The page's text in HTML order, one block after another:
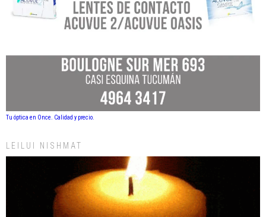
Tu óptica en Once. Calidad y precio.
LEILUI NISHMAT